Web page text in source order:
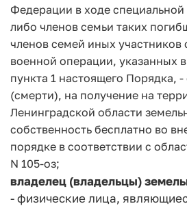
Федерации в ходе
либо членов семьи таких
членов семей иных участников
военной операции, указанных
пункта 1 настоящего Порядка, -
(смерти), на получение на
Ленинградской области
собственность бесплатно во
порядке в соответствии с
N 105-оз;
владелец (владельцы)
- физические лица,